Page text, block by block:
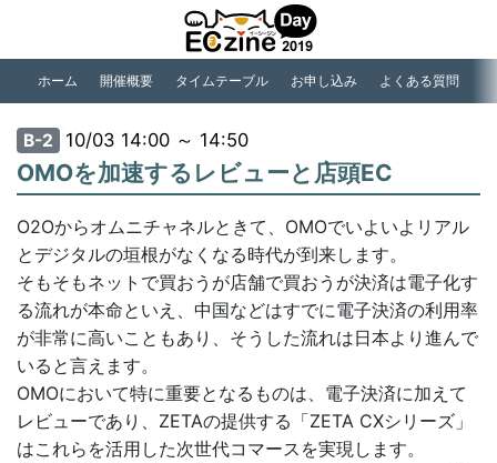
ホーム 開催概要 タイムテーブル お申し込み よくある質問
B-2 10/03 14:00 ～ 14:50
OMOを加速するレビューと店頭EC
O2Oからオムニチャネルときて、OMOでいよいよリアル
とデジタルの垣根がなくなる時代が到来します。
そもそもネットで買おうが店舗で買おうが決済は電子化す
る流れが本命といえ、中国などはすでに電子決済の利用率
が非常に高いこともあり、そうした流れは日本より進んで
いると言えます。
OMOにおいて特に重要となるものは、電子決済に加えて
レビューであり、ZETAの提供する「ZETA CXシリーズ」
はこれらを活用した次世代コマースを実現します。